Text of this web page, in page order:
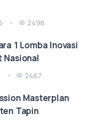
2496
1 Lomba Inovasi
Nasional
2467
Masterplan
Tapin